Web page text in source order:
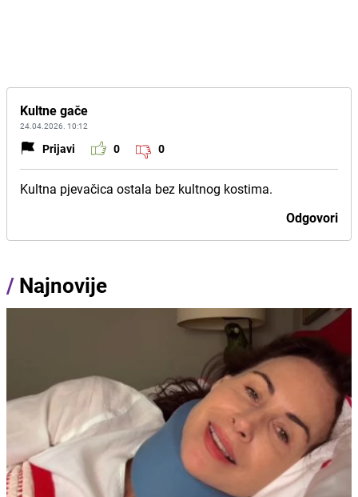
Kultne gače
24.04.2026. 10:12
Prijavi 0 0
Kultna pjevačica ostala bez kultnog kostima.
Odgovori
/ Najnovije